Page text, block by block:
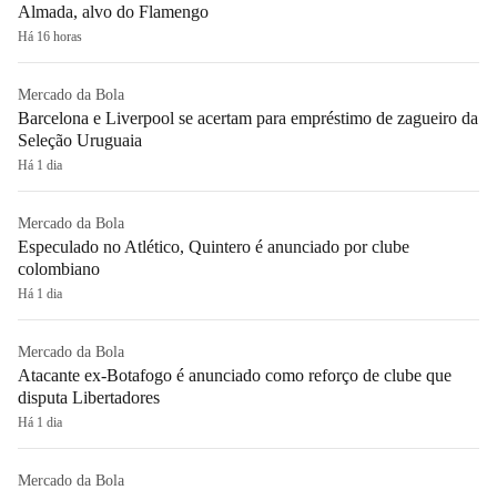
Almada, alvo do Flamengo
Há 16 horas
Mercado da Bola
Barcelona e Liverpool se acertam para empréstimo de zagueiro da
Seleção Uruguaia
Há 1 dia
Mercado da Bola
Especulado no Atlético, Quintero é anunciado por clube
colombiano
Há 1 dia
Mercado da Bola
Atacante ex-Botafogo é anunciado como reforço de clube que
disputa Libertadores
Há 1 dia
Mercado da Bola